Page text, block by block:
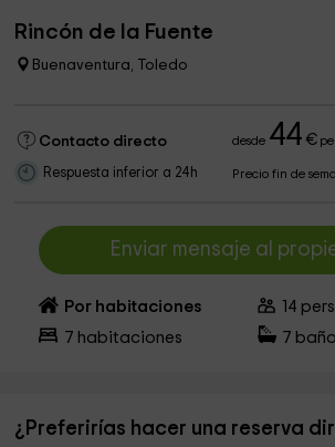
Rincón de la Fuente
Buenaventura, Toledo
Contacto directo desde 44 €
Respuesta inferior a 24h Precio fin de
Enviar mensaje al
Por habitaciones 14
7 habitaciones 7
¿Preferirías hacer una reserva